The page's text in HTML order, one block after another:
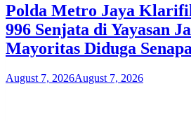
Polda Metro Jaya
996 Senjata di Yayasan
Mayoritas Diduga
August 7, 2026August 7, 2026